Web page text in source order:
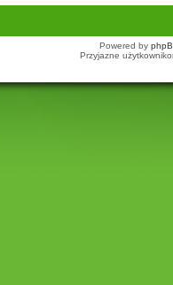
Powered by
Przyjazne